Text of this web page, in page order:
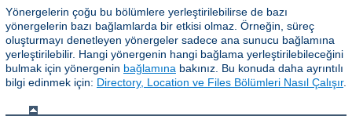
Yönergelerin çoğu bu bölümlere yerleştirilebilirse de bazı
yönergelerin bazı bağlamlarda bir etkisi olmaz. Örneğin, süreç
oluşturmayı denetleyen yönergeler sadece ana sunucu bağlamına
yerleştirilebilir. Hangi yönergenin hangi bağlama yerleştirilebileceğini
bulmak için yönergenin bağlamına bakınız. Bu konuda daha ayrıntılı
bilgi edinmek için: Directory, Location ve Files Bölümleri Nasıl Çalışır.